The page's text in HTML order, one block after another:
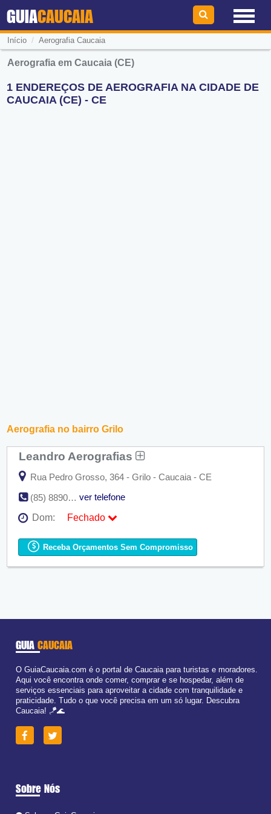
GUIACAUCAIA
Início / Aerografia Caucaia
Aerografia em Caucaia (CE)
1 ENDEREÇOS DE AEROGRAFIA NA CIDADE DE
CAUCAIA (CE) - CE
Aerografia no bairro Grilo
Leandro Aerografias
Rua Pedro Grosso, 364 - Grilo - Caucaia - CE
(85) 8890-8152
ver telefone
Dom:
Fechado
Ter:
09:00 - 18:00
Qua:
09:00 - 18:00
Qui:
09:00 - 18:00
Receba Orçamentos Sem Compromisso
GUIA CAUCAIA
O GuiaCaucaia.com é o portal de Caucaia para turistas e moradores.
Aqui você encontra onde comer, comprar e se hospedar, além de
serviços essenciais para aproveitar a cidade com tranquilidade e
praticidade. Tudo o que você precisa em um só lugar. Descubra
Caucaia! 🪁🌊
Sobre Nós